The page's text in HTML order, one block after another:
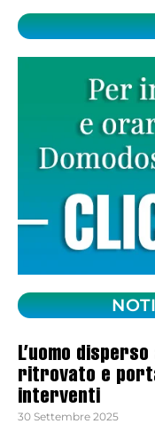
L’uomo
ritrovato e
interventi
30 Settembre 2025